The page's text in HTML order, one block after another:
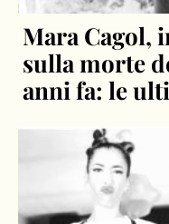
Mara Cagol,
sulla morte
anni fa: le